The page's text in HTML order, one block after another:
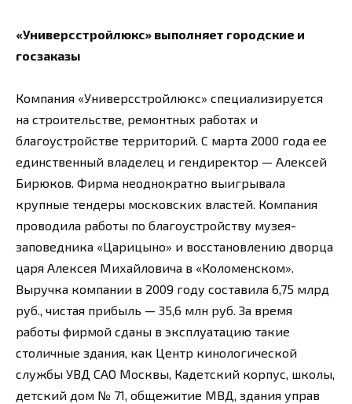
«Универсстройлюкс» выполняет городские и
госзаказы
Компания «Универсстройлюкс» специализируется
на строительстве, ремонтных работах и
благоустройстве территорий. С марта 2000 года ее
единственный владелец и гендиректор — Алексей
Бирюков. Фирма неоднократно выигрывала
крупные тендеры московских властей. Компания
проводила работы по благоустройству музея-
заповедника «Царицыно» и восстановлению дворца
царя Алексея Михайловича в «Коломенском».
Выручка компании в 2009 году составила 6,75 млрд
руб., чистая прибыль — 35,6 млн руб. За время
работы фирмой сданы в эксплуатацию такие
столичные здания, как Центр кинологической
службы УВД САО Москвы, Кадетский корпус, школы,
детский дом № 71, общежитие МВД, здания управ